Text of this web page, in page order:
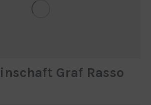
Graf Rasso